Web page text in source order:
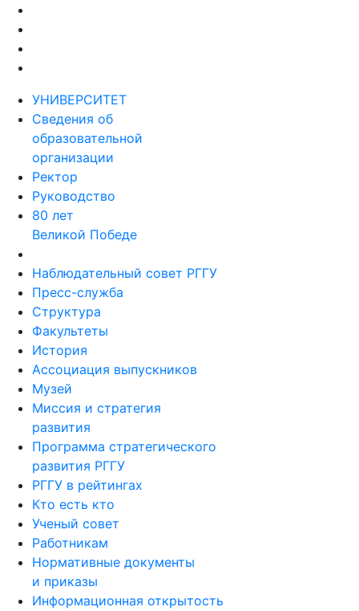
УНИВЕРСИТЕТ
Сведения об
образовательной
организации
Ректор
Руководство
80 лет
Великой Победе
Наблюдательный совет РГГУ
Пресс-служба
Структура
Факультеты
История
Ассоциация выпускников
Музей
Миссия и стратегия
развития
Программа стратегического
развития РГГУ
РГГУ в рейтингах
Кто есть кто
Ученый совет
Работникам
Нормативные документы
и приказы
Информационная открытость